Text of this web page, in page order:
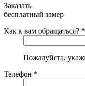
Заказать
бесплатный замер
Как к вам обращаться? *
Пожалуйста,
Телефон *